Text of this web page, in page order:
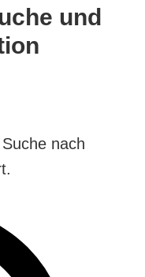
und
nach